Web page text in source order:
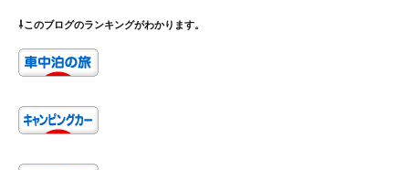
⇩このブログのランキングがわかります。